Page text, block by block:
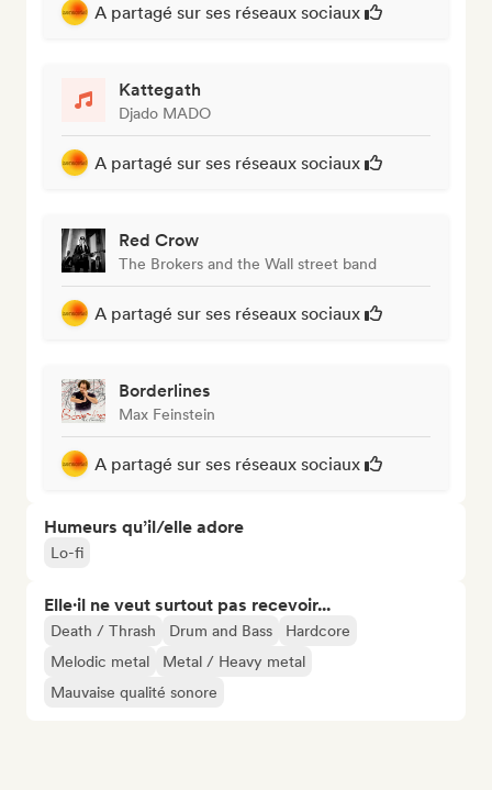
A partagé sur ses réseaux sociaux
Kattegath
Djado MADO
A partagé sur ses réseaux sociaux
Red Crow
The Brokers and the Wall street band
A partagé sur ses réseaux sociaux
Borderlines
Max Feinstein
A partagé sur ses réseaux sociaux
Humeurs qu’il/elle adore
Lo-fi
Elle·il ne veut surtout pas recevoir...
Death / Thrash Drum and Bass
Hardcore
Melodic metal
Metal / Heavy metal
Mauvaise qualité sonore